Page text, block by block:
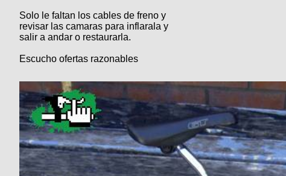
Fotos
del
DÃA
votadas
Solo le faltan los cables de freno y
revisar las camaras para inflarala y
salir a andar o restaurarla.
Escucho ofertas razonables